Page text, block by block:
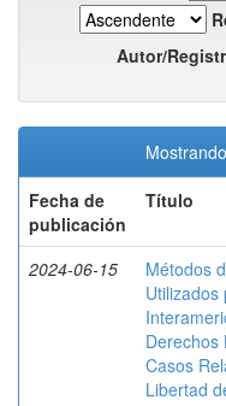
Autor/
Fecha de
publicación
Título
2024-06-15
Métodos
Utilizados
Derechos
Casos
Libertad